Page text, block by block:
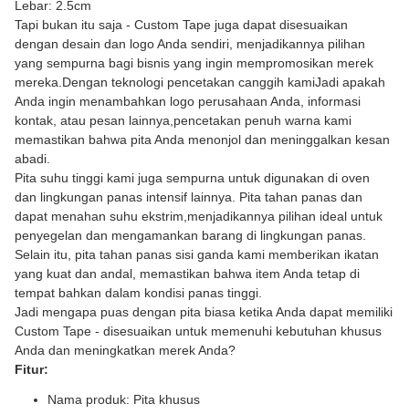
Lebar: 2.5cm
Tapi bukan itu saja - Custom Tape juga dapat disesuaikan
dengan desain dan logo Anda sendiri, menjadikannya pilihan
yang sempurna bagi bisnis yang ingin mempromosikan merek
mereka.Dengan teknologi pencetakan canggih kamiJadi apakah
Anda ingin menambahkan logo perusahaan Anda, informasi
kontak, atau pesan lainnya,pencetakan penuh warna kami
memastikan bahwa pita Anda menonjol dan meninggalkan kesan
abadi.
Pita suhu tinggi kami juga sempurna untuk digunakan di oven
dan lingkungan panas intensif lainnya. Pita tahan panas dan
dapat menahan suhu ekstrim,menjadikannya pilihan ideal untuk
penyegelan dan mengamankan barang di lingkungan panas.
Selain itu, pita tahan panas sisi ganda kami memberikan ikatan
yang kuat dan andal, memastikan bahwa item Anda tetap di
tempat bahkan dalam kondisi panas tinggi.
Jadi mengapa puas dengan pita biasa ketika Anda dapat memiliki
Custom Tape - disesuaikan untuk memenuhi kebutuhan khusus
Anda dan meningkatkan merek Anda?
Fitur:
Nama produk: Pita khusus